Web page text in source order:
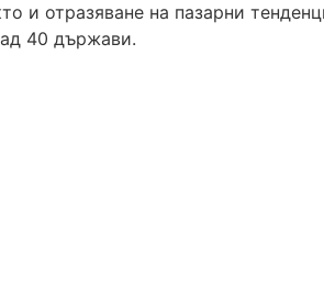
и отразяване на пазарни
40 държави.